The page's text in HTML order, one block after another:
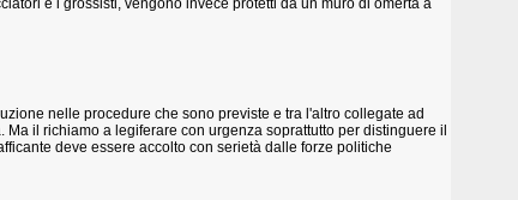
e i grossisti, vengono invece protetti da un muro di omertà a
nelle procedure che sono previste e tra l'altro collegate ad
il richiamo a legiferare con urgenza soprattutto per distinguere il
deve essere accolto con serietà dalle forze politiche